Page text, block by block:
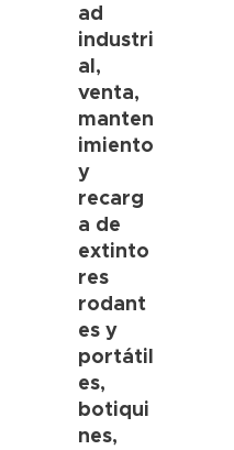
ad
industri
al,
venta,
manten
imiento
y
recarg
a de
extinto
res
rodant
es y
portátil
es,
botiqui
nes,